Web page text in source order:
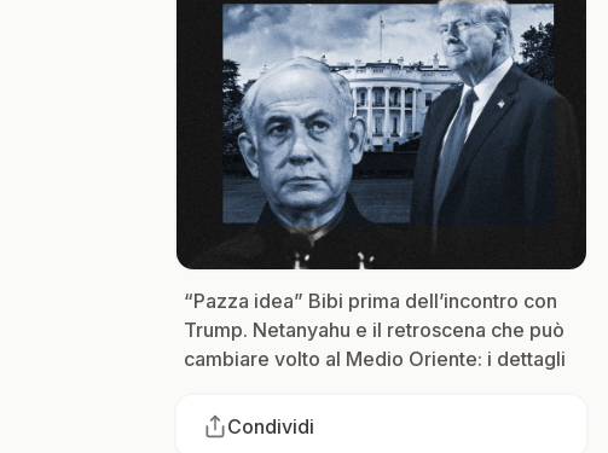
“Pazza idea” Bibi prima dell’incontro con
Trump. Netanyahu e il retroscena che può
cambiare volto al Medio Oriente: i dettagli
Condividi